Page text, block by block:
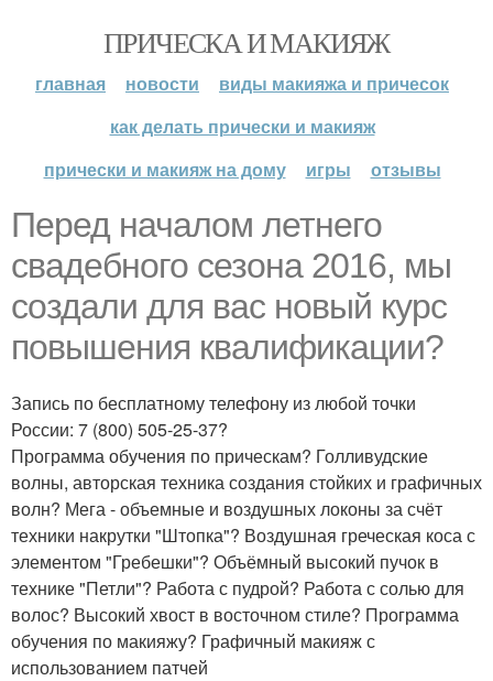
ПРИЧЕСКА И МАКИЯЖ
главная новости
виды макияжа и причесок
как делать прически и макияж
прически и макияж на дому
игры отзывы
Перед началом летнего
свадебного сезона 2016, мы
создали для вас новый курс
повышения квалификации?
Запись по бесплатному телефону из любой точки
России: 7 (800) 505-25-37?
Программа обучения по прическам? Голливудские
волны, авторская техника создания стойких и графичных
волн? Мега - объемные и воздушных локоны за счёт
техники накрутки "Штопка"? Воздушная греческая коса с
элементом "Гребешки"? Объёмный высокий пучок в
технике "Петли"? Работа с пудрой? Работа с солью для
волос? Высокий хвост в восточном стиле? Программа
обучения по макияжу? Графичный макияж с
использованием патчей